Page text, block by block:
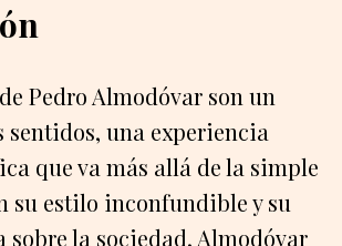
Pedro Almodóvar son un
sentidos, una experiencia
que va más allá de la simple
su estilo inconfundible y su
la sociedad, Almodóvar